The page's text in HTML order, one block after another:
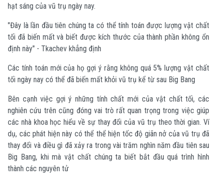
hạt sáng của vũ trụ ngày nay.
"Đây là lần đầu tiên chúng ta có thể tính toán được lượng vật chất
tối đã biến mất và biết được kích thước của thành phần không ổn
định này" - Tkachev khẳng định
Các tính toán mới của họ gợi ý rằng không quá 5% lượng vật chất
tối ngày nay có thể đã biến mất khỏi vũ trụ kể từ sau Big Bang
Bên cạnh việc gợi ý những tính chất mới của vật chất tối, các
nghiên cứu trên cũng đóng vai trò rất quan trọng trong việc giúp
các nhà khoa học hiểu về sự thay đổi của vũ trụ theo thời gian. Ví
dụ, các phát hiện này có thể thể hiện tốc độ giãn nở của vũ trụ đã
thay đổi và điều gì đã xảy ra trong vài trăm nghìn năm đầu tiên sau
Big Bang, khi mà vật chất chúng ta biết bắt đầu quá trình hình
thành các nguyên tử